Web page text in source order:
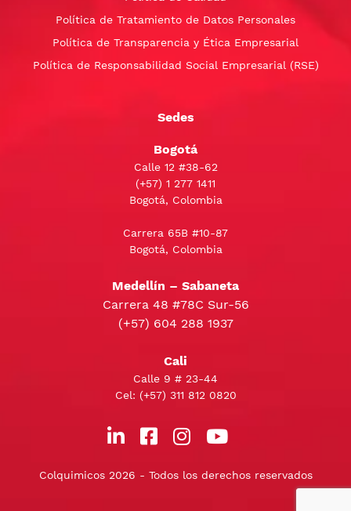
Política de Tratamiento de Datos Personales
Política de Transparencia y Ética Empresarial
Política de Responsabilidad Social Empresarial (RSE)
Sedes
Bogotá
Calle 12 #38-62
(+57) 1 277 1411
Bogotá, Colombia
Carrera 65B #10-87
Bogotá, Colombia
Medellín – Sabaneta
Carrera 48 #78C Sur-56
(+57) 604 288 1937
Cali
Calle 9 # 23-44
Cel: (+57) 311 812 0820
Colquimicos 2026 - Todos los derechos reservados